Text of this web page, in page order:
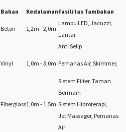
Bahan KedalamanFasilitas Tambahan
Beton 1,2m - 2,0m
Lampu LED, Jacuzzi,
Lantai
Anti Selip
Vinyl 1,0m - 3,0m Pemanas Air, Skimmer,
Sistem Filter, Taman
Bermain
Fiberglass1,0m - 1,5m Sistem Hidroterapi,
Jet Massager, Pemanas
Air